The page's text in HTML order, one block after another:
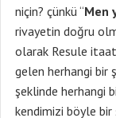
niçin? çünkü “Men
rivayetin doğru
olarak Resule
gelen herhangi bir
şeklinde herhangi
kendimizi böyle